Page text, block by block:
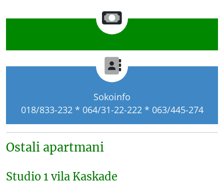
Sokoinfo
018/833-232 * 064/31-22-222 * 063/445-274
Ostali apartmani
Studio 1 vila Kaskade